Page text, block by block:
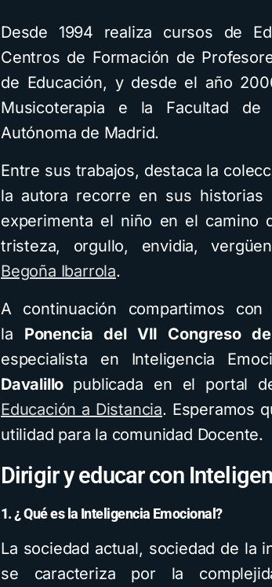
Desde 1994 realiza cursos de
Centros de Formación de
de Educación, y desde el año
Musicoterapia e la Facultad de
Autónoma de Madrid.
Entre sus trabajos, destaca la
la autora recorre en sus historias
experimenta el niño en el camino
tristeza, orgullo, envidia,
Begoña Ibarrola.
A continuación compartimos
la Ponencia del VII Congreso
especialista en Inteligencia
Davalillo publicada en el portal
Educación a Distancia. Esperamos
utilidad para la comunidad Docente.
Dirigir y educar con
1. ¿ Qué es la Inteligencia Emocional?
La sociedad actual, sociedad de la
se caracteriza por la